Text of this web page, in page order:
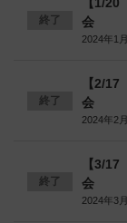
終了
会
2024年1
終了
【2/
会
2024年2
終了
【3/
会
2024年3